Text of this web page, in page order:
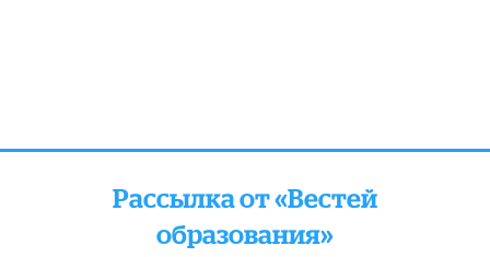
Рассылка от «Вестей
образования»